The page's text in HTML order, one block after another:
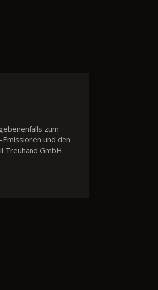
zum
-Emissionen und den
Treuhand GmbH'